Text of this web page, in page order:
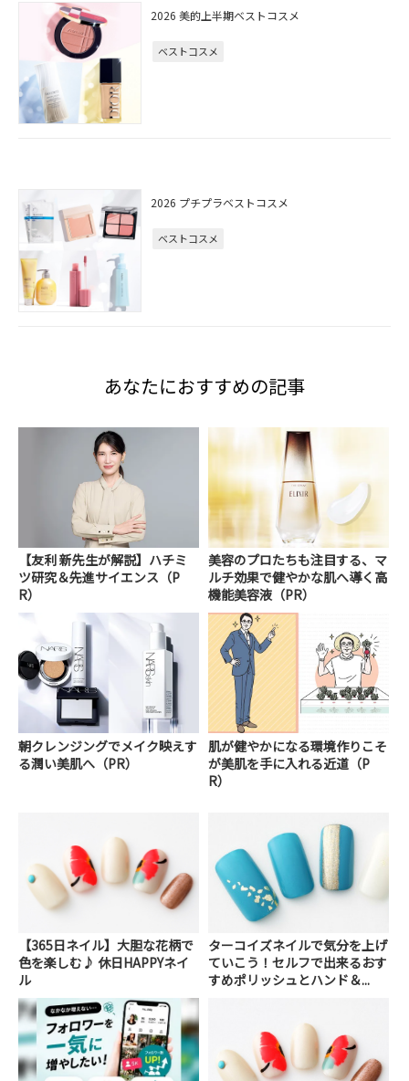
2026 美的上半期ベストコスメ
ベストコスメ
2026 プチプラベストコスメ
ベストコスメ
あなたにおすすめの記事
【友利 新先生が解説】ハチミ
ツ研究＆先進サイエンス（P
R）
美容のプロたちも注目する、マ
ルチ効果で健やかな肌へ導く高
機能美容液（PR）
朝クレンジングでメイク映えす
る潤い美肌へ（PR）
肌が健やかになる環境作りこそ
が美肌を手に入れる近道（P
R）
【365日ネイル】大胆な花柄で
色を楽しむ♪ 休日HAPPYネイ
ル
ターコイズネイルで気分を上げ
ていこう！セルフで出来るおす
すめポリッシュとハンド＆...